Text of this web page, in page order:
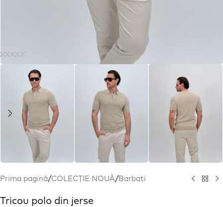
Prima pagină/COLECȚIE NOUĂ/Barbati
Tricou polo din jerse